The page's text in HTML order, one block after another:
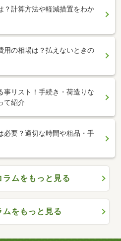
？計算方法や軽減措置をわか
用の相場は？払えないときの
事リスト！手続き・荷造りな
て紹介
必要？適切な時間や粗品・手
ラムをもっと見る
をもっと見る